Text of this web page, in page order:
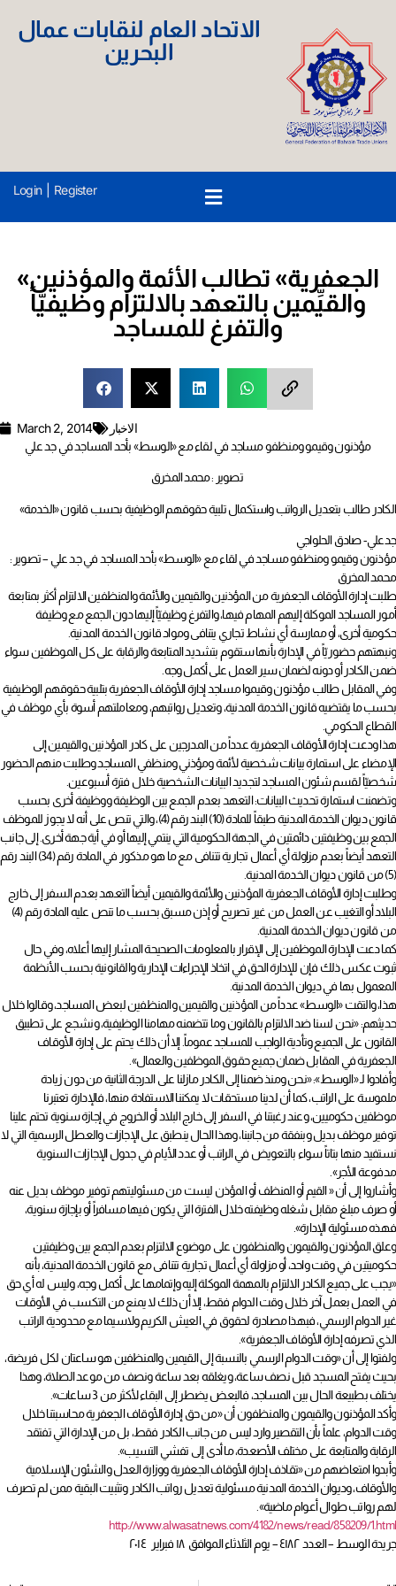
الاتحاد العام لنقابات عمال
البحرين
Login Register
«الجعفرية» تطالب الأئمة والمؤذنين
والقيِّمين بالتعهد بالالتزام وظيفيّاً
والتفرغ للمساجد
March 2, 2014 الاخبار
مؤذنون وقيمو ومنظفو مساجد في لقاء مع «الوسط» بأحد المساجد في جد علي
تصوير : محمد المخرق
الكادر طالب بتعديل الرواتب واستكمال تلبية حقوقهم الوظيفية بحسب قانون «الخدمة»
جدعلي- صادق الحلواجي
مؤذنون وقيمو ومنظفو مساجد في لقاء مع «الوسط» بأحد المساجد في جد علي – تصوير :
محمد المخرق
طلبت إدارة الأوقاف الجعفرية من المؤذنين والقيمين والأئمة والمنظفين الالتزام أكثر بمتابعة
أمور المساجد الموكلة إليهم المهام فيها، والتفرغ وظيفيّاً إليها دون الجمع مع وظيفة
حكومية أخرى، أو ممارسة أي نشاط تجاري يتنافى ومواد قانون الخدمة المدنية.
ونبهتهم حضوريّاً في الإدارة بأنها ستقوم بتشديد المتابعة والرقابة على كل الموظفين سواء
ضمن الكادر أو دونه لضمان سير العمل على أكمل وجه.
وفي المقابل طالب مؤذنون وقيموا مساجد إدارة الأوقاف الجعفرية بتلبية حقوقهم الوظيفية
بحسب ما يقتضيه قانون الخدمة المدنية، وتعديل رواتبهم، ومعاملتهم أسوة بأي موظف في
القطاع الحكومي.
هذا ودعت إدارة الأوقاف الجعفرية عدداً من المدرجين على كادر المؤذنين والقيمين إلى
الإمضاء على استمارة بيانات شخصية لأئمة ومؤذني ومنظفي المساجد وطلبت منهم الحضور
شخصيّاً لقسم شئون المساجد لتجديد البيانات الشخصية خلال فترة أسبوعين.
وتضمنت استمارة تحديث البيانات: التعهد بعدم الجمع بين الوظيفة ووظيفة أخرى بحسب
قانون ديوان الخدمة المدنية طبقاً للمادة (10) البند رقم (4)، والتي تنص على أنه لا يجوز للموظف
الجمع بين وظيفتين دائمتين في الجهة الحكومية التي ينتمي إليها أو في أية جهة أخرى. إلى جانب
التعهد أيضاً بعدم مزاولة أي أعمال تجارية تتنافى مع ما هو مذكور في المادة رقم (34) البند رقم
(5) من قانون ديوان الخدمة المدنية.
وطلبت إدارة الأوقاف الجعفرية المؤذنين والأئمة والقيمين أيضاً التعهد بعدم السفر إلى خارج
البلاد أو التغيب عن العمل من غير تصريح أو إذن مسبق بحسب ما تنص عليه المادة رقم (4)
من قانون ديوان الخدمة المدنية.
كما دعت الإدارة الموظفين إلى الإقرار بالمعلومات الصحيحة المشار إليها أعلاه، وفي حال
ثبوت عكس ذلك فإن للإدارة الحق في اتخاذ الإجراءات الإدارية والقانونية بحسب الأنظمة
المعمول بها في ديوان الخدمة المدنية.
هذا، والتقت «الوسط» عدداً من المؤذنين والقيمين والمنظفين لبعض المساجد، وقالوا خلال
حديثهم: «نحن لسنا ضد الالتزام بالقانون وما تتضمنه مهامنا الوظيفية، ونشجع على تطبيق
القانون على الجميع وتأدية الواجب للمساجد عموماً. إلا أن ذلك يحتم على إدارة الأوقاف
الجعفرية في المقابل ضمان جميع حقوق الموظفين والعمال».
وأفادوا لـ «الوسط»: «نحن ومنذ ضمنا إلى الكادر مازلنا على الدرجة الثانية من دون زيادة
ملموسة على الراتب، كما أن لدينا مستحقات لا يمكننا الاستفادة منها، فالإدارة تعتبرنا
موظفين حكوميين، وعند رغبتنا في السفر إلى خارج البلاد أو الخروج في إجازة سنوية تحتم علينا
توفير موظف بديل وبنفقة من جانبنا، وهذا الحال ينطبق على الإجازات والعطل الرسمية التي لا
نستفيد منها بتاتاً سواء بالتعويض في الراتب أو عدد الأيام في جدول الإجازات السنوية
مدفوعة الأجر».
وأشاروا إلى أن « القيم أو المنظف أو المؤذن ليست من مسئوليتهم توفير موظف بديل عنه
أو صرف مبلغ مقابل شغله وظيفته خلال الفترة التي يكون فيها مسافراً أو بإجازة سنوية،
فهذه مسئولية الإدارة».
وعلق المؤذنون والقيمون والمنظفون على موضوع الالتزام بعدم الجمع بين وظيفتين
حكوميتين في وقت واحد، أو مزاولة أي أعمال تجارية تتنافى مع قانون الخدمة المدنية، بأنه
«يجب على جميع الكادر الالتزام بالمهمة الموكلة إليه وإتمامها على أكمل وجه، وليس له أي حق
في العمل بعمل آخر خلال وقت الدوام فقط، إلا أن ذلك لا يمنع من التكسب في الأوقات
غير الدوام الرسمي، فبهذا مصادرة لحقوق في العيش الكريم ولاسيما مع محدودية الراتب
الذي تصرفه إدارة الأوقاف الجعفرية».
ولفتوا إلى أن «وقت الدوام الرسمي بالنسبة إلى القيمين والمنظفين هو ساعتان لكل فريضة،
بحيث يفتح المسجد قبل نصف ساعة، ويغلقه بعد ساعة ونصف من موعد الصلاة، وهذا
يختلف بطبيعة الحال بين المساجد، فالبعض يضطر إلى البقاء لأكثر من 3 ساعات».
وأكد المؤذنون والقيمون والمنظفون أن «من حق إدارة الأوقاف الجعفرية محاسبتنا خلال
وقت الدوام، علماً بأن التقصير وارد ليس من جانب الكادر فقط، بل من الإدارة التي تفتقد
الرقابة والمتابعة على مختلف الأصعدة، ما أدى إلى تفشي التسيب».
وأبدوا امتعاضهم من «تقاذف إدارة الأوقاف الجعفرية ووزارة العدل والشئون الإسلامية
والأوقاف، وديوان الخدمة المدنية مسئولية تعديل رواتب الكادر وتثبيت البقية ممن لم تصرف
لهم رواتب طوال أعوام ماضية».
http://www.alwasatnews.com/4182/news/read/858209/1.html
جريدة الوسط – العدد ٤١٨٢ – يوم الثلاثاء الموافق ١٨ فبراير ٢٠١٤